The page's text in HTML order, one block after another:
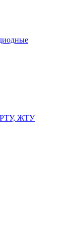
РТУ, ЖТУ